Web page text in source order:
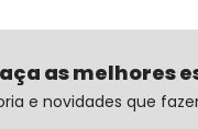
as melhores
e novidades que